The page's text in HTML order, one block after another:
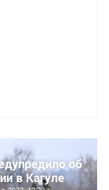
об
в Кагуле